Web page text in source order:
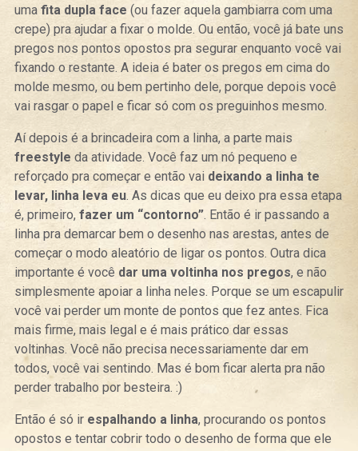
uma fita dupla face (ou fazer aquela gambiarra com uma
crepe) pra ajudar a fixar o molde. Ou então, você já bate uns
pregos nos pontos opostos pra segurar enquanto você vai
fixando o restante. A ideia é bater os pregos em cima do
molde mesmo, ou bem pertinho dele, porque depois você
vai rasgar o papel e ficar só com os preguinhos mesmo.
Aí depois é a brincadeira com a linha, a parte mais
freestyle da atividade. Você faz um nó pequeno e
reforçado pra começar e então vai deixando a linha te
levar, linha leva eu. As dicas que eu deixo pra essa etapa
é, primeiro, fazer um “contorno”. Então é ir passando a
linha pra demarcar bem o desenho nas arestas, antes de
começar o modo aleatório de ligar os pontos. Outra dica
importante é você dar uma voltinha nos pregos, e não
simplesmente apoiar a linha neles. Porque se um escapulir
você vai perder um monte de pontos que fez antes. Fica
mais firme, mais legal e é mais prático dar essas
voltinhas. Você não precisa necessariamente dar em
todos, você vai sentindo. Mas é bom ficar alerta pra não
perder trabalho por besteira. :)
Então é só ir espalhando a linha, procurando os pontos
opostos e tentar cobrir todo o desenho de forma que ele